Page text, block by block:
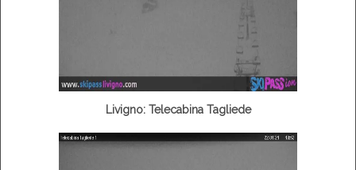
Livigno: Telecabina Tagliede